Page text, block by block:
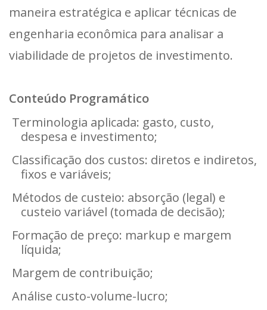
maneira estratégica e aplicar técnicas de
engenharia econômica para analisar a
viabilidade de projetos de investimento.
Conteúdo Programático
Terminologia aplicada: gasto, custo,
despesa e investimento;
Classificação dos custos: diretos e indiretos,
fixos e variáveis;
Métodos de custeio: absorção (legal) e
custeio variável (tomada de decisão);
Formação de preço: markup e margem
líquida;
Margem de contribuição;
Análise custo-volume-lucro;